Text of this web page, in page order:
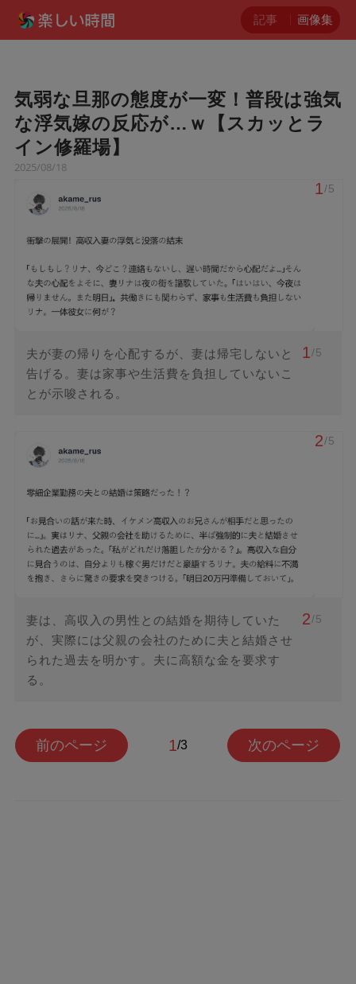
記事 画像集
気弱な旦那の態度が一変！普段は強気
な浮気嫁の反応が…ｗ【スカッとラ
イン修羅場】
2025/08/18
1/5
夫が妻の帰りを心配するが、妻は帰宅しないと
告げる。妻は家事や生活費を負担していないこ
とが示唆される。
1/5
2/5
妻は、高収入の男性との結婚を期待していた
が、実際には父親の会社のために夫と結婚させ
られた過去を明かす。夫に高額な金を要求す
る。
2/5
前のページ 1/3 次のページ